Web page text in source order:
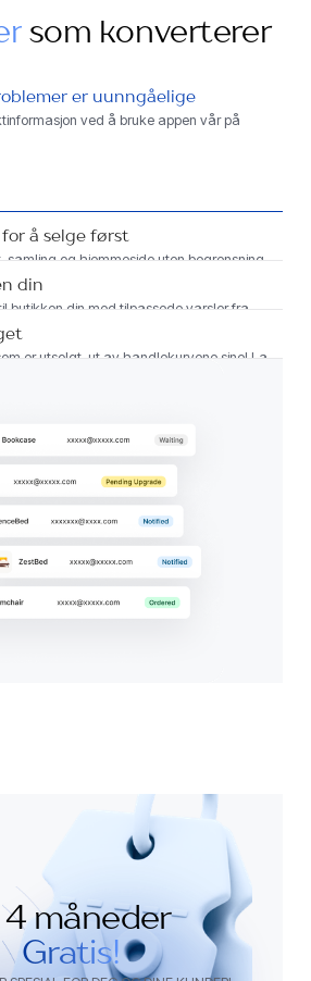
som konverterer
er uunngåelige
ved å bruke appen vår på
å selge først
samling og hjemmeside uten begrensning
din
butikken din med tilpassede varsler fra
kanaler
er utsolgt, ut av handlekurvene sine! La
4 måneder
Gratis!